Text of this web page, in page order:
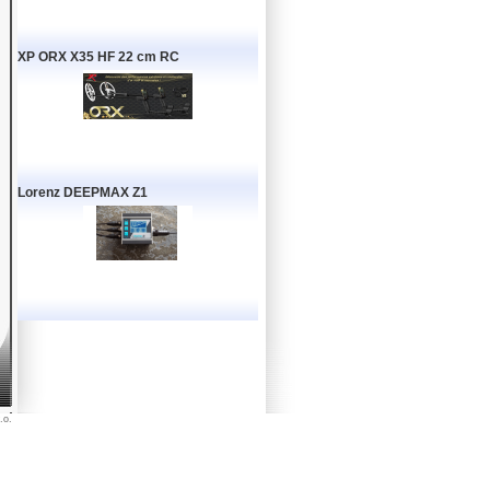
XP ORX X35 HF 22 cm RC
Lorenz DEEPMAX Z1